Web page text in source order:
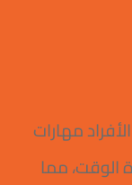
مهارات
الوقت، مما